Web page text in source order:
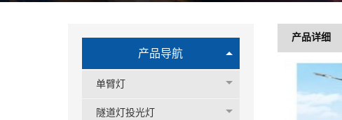
产品导航
单臂灯
隧道灯投光灯
产品详细